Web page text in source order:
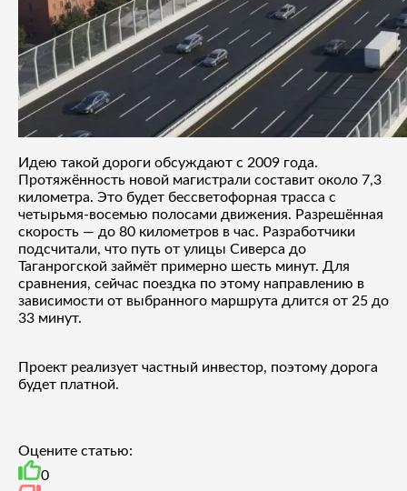
Идею такой дороги обсуждают с 2009 года.
Протяжённость новой магистрали составит около 7,3
километра. Это будет бессветофорная трасса с
четырьмя-восемью полосами движения. Разрешённая
скорость — до 80 километров в час. Разработчики
подсчитали, что путь от улицы Сиверса до
Таганрогской займёт примерно шесть минут. Для
сравнения, сейчас поездка по этому направлению в
зависимости от выбранного маршрута длится от 25 до
33 минут.
Проект реализует частный инвестор, поэтому дорога
будет платной.
Оцените статью:
0